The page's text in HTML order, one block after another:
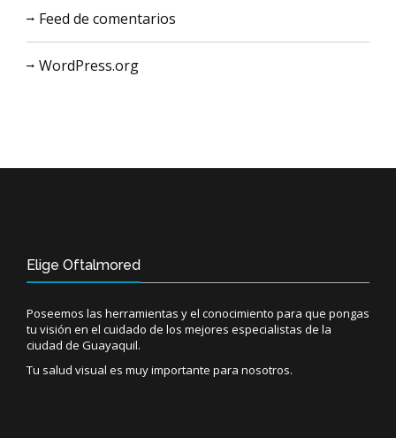
Feed de comentarios
WordPress.org
Elige Oftalmored
Poseemos las herramientas y el conocimiento para que pongas
tu visión en el cuidado de los mejores especialistas de la
ciudad de Guayaquil.
Tu salud visual es muy importante para nosotros.